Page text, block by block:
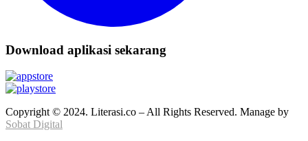
Download aplikasi sekarang
Copyright © 2024. Literasi.co – All Rights Reserved. Manage by
Sobat Digital